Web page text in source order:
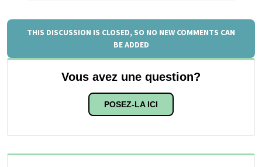
THIS DISCUSSION IS CLOSED, SO NO NEW COMMENTS CAN
BE ADDED
Vous avez une question?
POSEZ-LA ICI